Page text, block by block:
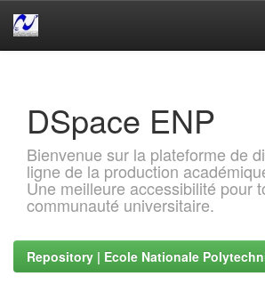
DSpace ENP
Bienvenue sur la plateforme de
ligne de la production
Une meilleure accessibilité pour
communauté universitaire.
Repository | Ecole Nationale